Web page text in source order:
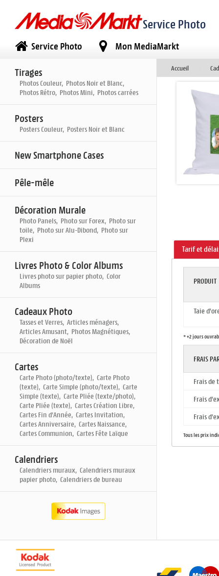
Service Photo
Service Photo Mon MediaMarkt
Tirages
Photos Couleur, Photos Noir et Blanc,
Photos Rétro, Photos Mini, Photos carrées
Posters
Posters Couleur, Posters Noir et Blanc
New Smartphone Cases
Pêle-mêle
Décoration Murale
Photo Panels, Photo sur Forex, Photo sur
toile, Photo sur Alu-Dibond, Photo sur
Plexi
Livres Photo & Color Albums
Livres photo sur papier photo, Color
Albums
Cadeaux Photo
Tasses et Verres, Articles ménagers,
Articles Amusant, Photos Magnétiques,
Décoration de Noël
Cartes
Carte Photo (photo/texte), Carte Photo
(texte), Carte Simple (photo/texte), Carte
Simple (texte), Carte Pliée (texte/photo),
Carte Pliée (texte), Cartes Création Libre,
Cartes Fin d'Année, Cartes Invitation,
Cartes Anniversaire, Cartes Naissance,
Cartes Communion, Cartes Fête Laïque
Calendriers
Calendriers muraux, Calendriers muraux
papier photo, Calendriers de bureau
Accueil
Tarif et
PRODUIT
Taie
* +2 jours
FRAIS
Frais
Frais
Frais
Tous les prix